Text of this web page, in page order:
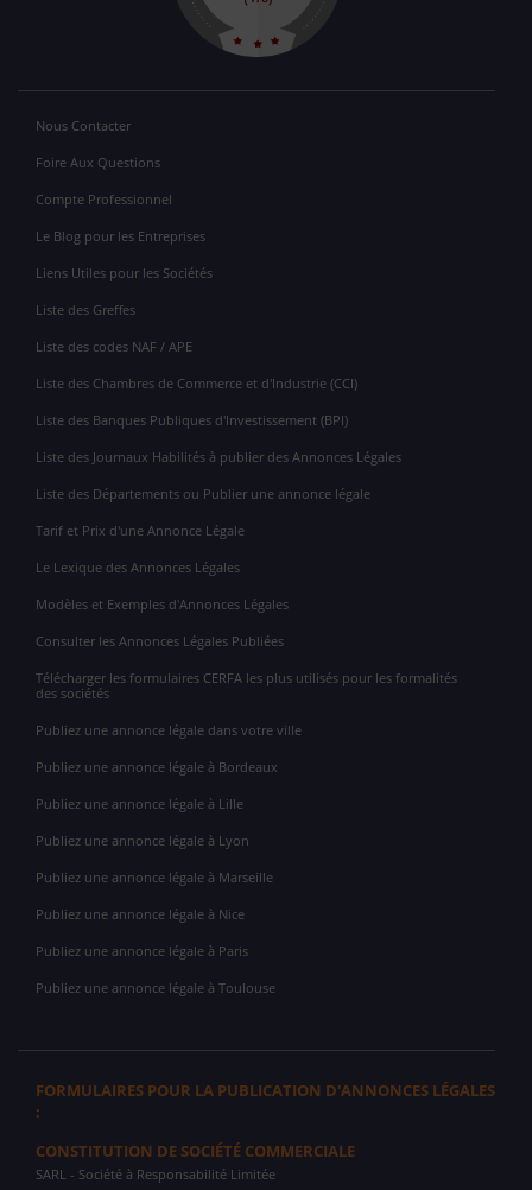
Nous Contacter
Foire Aux Questions
Compte Professionnel
Le Blog pour les Entreprises
Liens Utiles pour les Sociétés
Liste des Greffes
Liste des codes NAF / APE
Liste des Chambres de Commerce et d'Industrie (CCI)
Liste des Banques Publiques d'Investissement (BPI)
Liste des Journaux Habilités à publier des Annonces Légales
Liste des Départements ou Publier une annonce légale
Tarif et Prix d'une Annonce Légale
Le Lexique des Annonces Légales
Modèles et Exemples d'Annonces Légales
Consulter les Annonces Légales Publiées
Télécharger les formulaires CERFA les plus utilisés pour les formalités
des sociétés
Publiez une annonce légale dans votre ville
Publiez une annonce légale à Bordeaux
Publiez une annonce légale à Lille
Publiez une annonce légale à Lyon
Publiez une annonce légale à Marseille
Publiez une annonce légale à Nice
Publiez une annonce légale à Paris
Publiez une annonce légale à Toulouse
FORMULAIRES POUR LA PUBLICATION D'ANNONCES LÉGALES
:
CONSTITUTION DE SOCIÉTÉ COMMERCIALE
SARL - Société à Responsabilité Limitée